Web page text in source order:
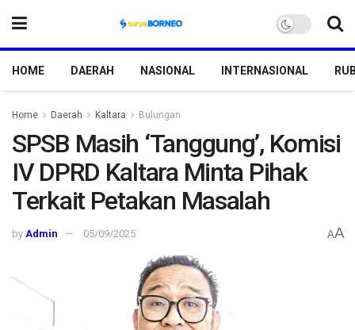
HOME DAERAH NASIONAL INTERNASIONAL
Home Daerah Kaltara Bulungan
SPSB Masih ‘Tanggung’, Komisi
IV DPRD Kaltara Minta Pihak
Terkait Petakan Masalah
by Admin 05/09/2025 AA